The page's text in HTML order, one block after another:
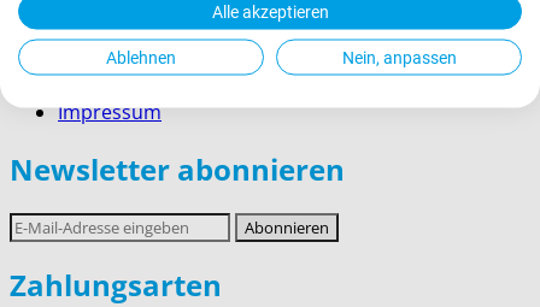
AGBs
Widerrufsrecht
Impressum
Newsletter abonnieren
E-
Mail-
Adresse
Abonnieren
Zahlungsarten
Alle akzeptieren
Ablehnen Nein, anpassen